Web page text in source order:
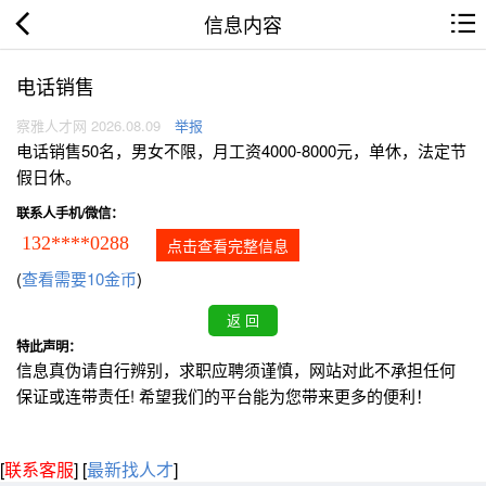
信息内容
电话销售
察雅人才网 2026.08.09 举报
电话销售50名，男女不限，月工资4000-8000元，单休，法定节
假日休。
联系人手机/微信：
132****0288 点击查看完整信息
(查看需要10金币)
特此声明：
信息真伪请自行辨别，求职应聘须谨慎，网站对此不承担任何
保证或连带责任! 希望我们的平台能为您带来更多的便利！
[联系客服] [最新找人才]